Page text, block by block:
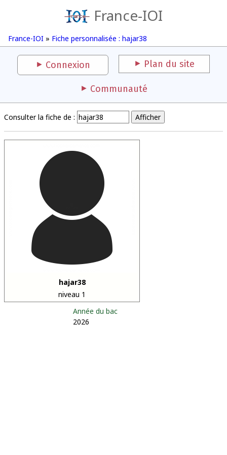
France-IOI
France-IOI » Fiche personnalisée : hajar38
Connexion Plan du site
Communauté
Consulter la fiche de :
hajar38
niveau 1
Année du bac
2026